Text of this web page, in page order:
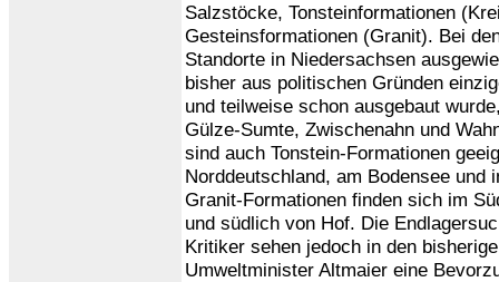
Salzstöcke, Tonsteinformationen
Gesteinsformationen (Granit). Bei
Standorte in Niedersachsen
bisher aus politischen Gründen
und teilweise schon ausgebaut
Gülze-Sumte, Zwischenahn und
sind auch Tonstein-Formationen
Norddeutschland, am Bodensee und
Granit-Formationen finden sich im
und südlich von Hof. Die
Kritiker sehen jedoch in den
Umweltminister Altmaier eine